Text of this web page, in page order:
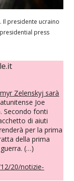
Il presidente ucraino
press
Zelenskyj sarà
Joe
Secondo fonti
di aiuti
per la prima
della prima
(…)
20/notizie-